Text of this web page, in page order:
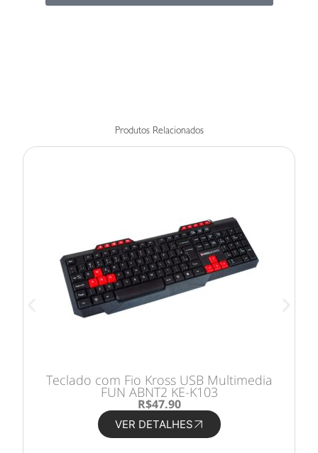
Produtos Relacionados
Teclado com Fio Kross USB Multimedia
FUN ABNT2 KE-K103
R$47.90
VER DETALHES